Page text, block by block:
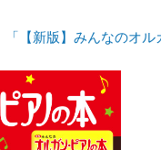
【新版】みんなのオル